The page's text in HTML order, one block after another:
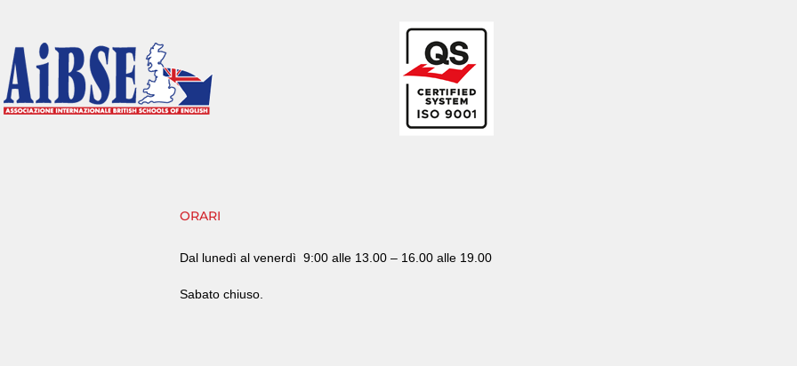
ORARI
Dal lunedì al venerdì 9:00 alle 13.00 – 16.00 alle 19.00
Sabato chiuso.